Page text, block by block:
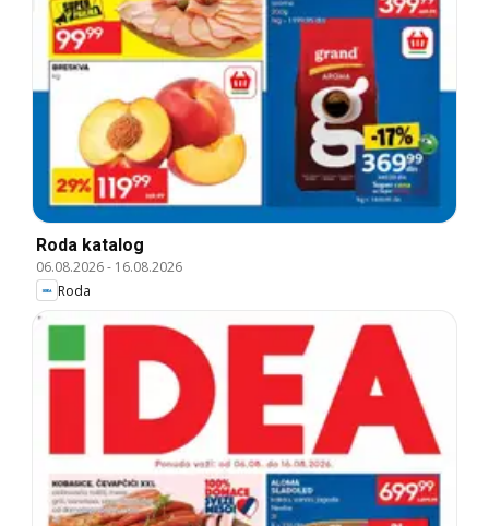
Roda katalog
06.08.2026- 16.08.2026
Roda